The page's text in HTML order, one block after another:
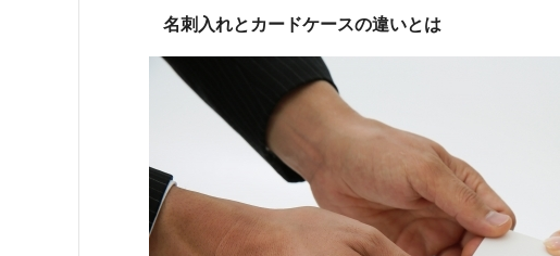
名刺入れとカードケースの違いとは